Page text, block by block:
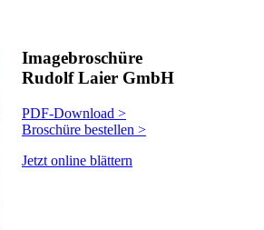
Imagebroschüre
Rudolf Laier GmbH
PDF-Download >
Broschüre bestellen >
Jetzt online blättern